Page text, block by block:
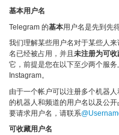
基本用户名
Telegram 的基本用户名是先到先得
我们理解某些用户名对于某些人
名已经被占用，并且 未注册为可收
它，前提是您在以下至少两个服
Instagram。
由于一个帐户可以注册多个机器
的机器人和频道的用户名以及公开
要请求用户名，请联系
可收藏用户名